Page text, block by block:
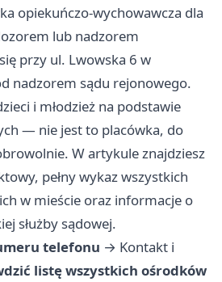
opiekuńczo-wychowawcza dla
lub nadzorem
przy ul. Lwowska 6 w
nadzorem sądu rejonowego.
i młodzież na podstawie
— nie jest to placówka, do
W artykule znajdziesz
pełny wykaz wszystkich
w mieście oraz informacje o
służby sądowej.
telefonu → Kontakt i
listę wszystkich ośrodków